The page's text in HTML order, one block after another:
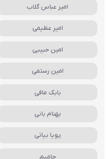
امیر عباس گلاب
امیر عظیمی
امین حبیبی
امین رستمی
بابک مافی
بهنام بانی
پویا بیاتی
حامیم